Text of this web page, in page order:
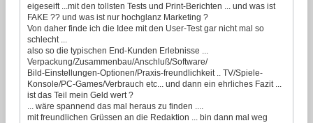
eigeseift ...mit den tollsten Tests und Print-Berichten ... und was ist
FAKE ?? und was ist nur hochglanz Marketing ?
Von daher finde ich die Idee mit den User-Test gar nicht mal so
schlecht ...
also so die typischen End-Kunden Erlebnisse ...
Verpackung/Zusammenbau/Anschluß/Software/
Bild-Einstellungen-Optionen/Praxis-freundlichkeit .. TV/Spiele-
Konsole/PC-Games/Verbrauch etc... und dann ein ehrliches Fazit ...
ist das Teil mein Geld wert ?
... wäre spannend das mal heraus zu finden ....
mit freundlichen Grüssen an die Redaktion ... bin dann mal weg